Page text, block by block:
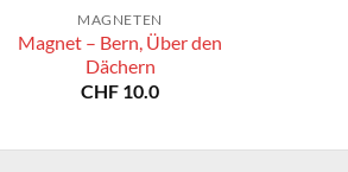
MAGNETEN
Magnet – Bern, Über den
Dächern
CHF 10.0